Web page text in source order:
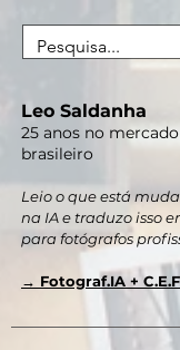
Leo Saldanha
25 anos no
brasileiro
Leio o que está
na IA e traduzo isso
para fotógrafos
→ Fotograf.IA +